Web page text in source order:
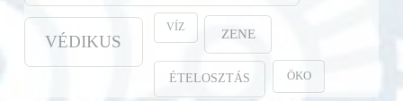
VÉDIKUS
VÍZ ZENE
ÉTELOSZTÁS ÖKO